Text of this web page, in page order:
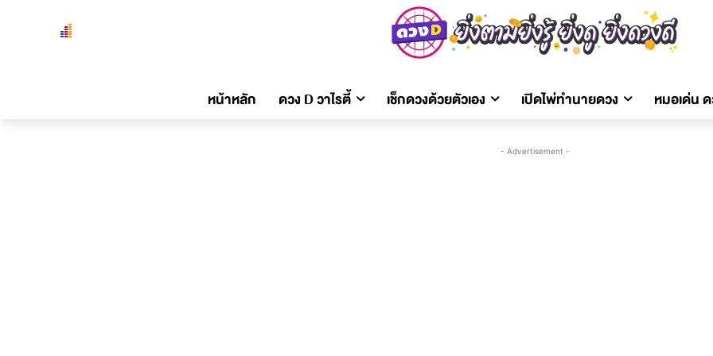
หน้าหลัก ดวง D วาไรตี้ เช็กดวงด้วยตัวเอง เปิดไพ่ทำนายดวง หมอเด่น
- Advertisement -